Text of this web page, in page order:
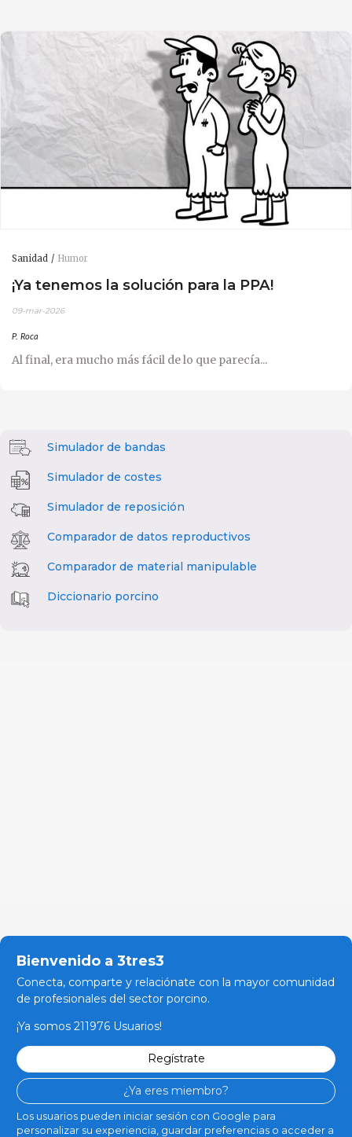
Sanidad Humor
¡Ya tenemos la solución para la PPA!
09-mar-2026
P. Roca
Al final, era mucho más fácil de lo que parecía...
Simulador de bandas
Simulador de costes
Simulador de reposición
Comparador de datos reproductivos
Comparador de material manipulable
Diccionario porcino
Bienvenido a 3tres3
Conecta, comparte y relaciónate con la mayor comunidad
de profesionales del sector porcino.
¡Ya somos 211976 Usuarios!
Regístrate
¿Ya eres miembro?
Los usuarios pueden iniciar sesión con Google para
personalizar su experiencia, guardar preferencias o acceder a